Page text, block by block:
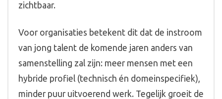
zichtbaar.
Voor organisaties betekent dit dat de instroom
van jong talent de komende jaren anders van
samenstelling zal zijn: meer mensen met een
hybride profiel (technisch én domeinspecifiek),
minder puur uitvoerend werk. Tegelijk groeit de